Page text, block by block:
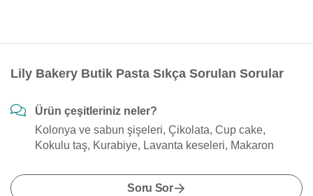
Lily Bakery Butik Pasta Sıkça Sorulan Sorular
Ürün çeşitleriniz neler?
Kolonya ve sabun şişeleri, Çikolata, Cup cake,
Kokulu taş, Kurabiye, Lavanta keseleri, Makaron
Soru Sor